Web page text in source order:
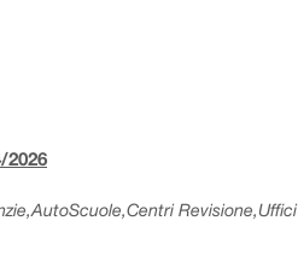
Revisione,Uffici